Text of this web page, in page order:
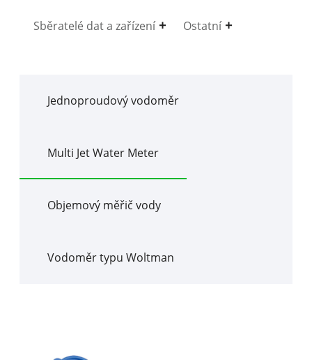
Sběratelé dat a zařízení Ostatní
Jednoproudový vodoměr
Multi Jet Water Meter
Objemový měřič vody
Vodoměr typu Woltman